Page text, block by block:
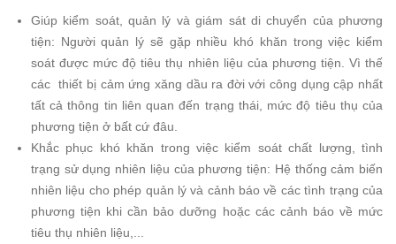
Giúp kiểm soát, quản lý và giám sát di chuyển của phương
tiện: Người quản lý sẽ gặp nhiều khó khăn trong việc kiểm
soát được mức độ tiêu thụ nhiên liệu của phương tiện. Vì thế
các thiết bị cảm ứng xăng dầu ra đời với công dụng cập nhất
tất cả thông tin liên quan đến trạng thái, mức độ tiêu thụ của
phương tiện ở bất cứ đâu.
Khắc phục khó khăn trong việc kiểm soát chất lượng, tình
trạng sử dụng nhiên liệu của phương tiện: Hệ thống cảm biến
nhiên liệu cho phép quản lý và cảnh báo về các tình trạng của
phương tiện khi cần bảo dưỡng hoặc các cảnh báo về mức
tiêu thụ nhiên liệu,...